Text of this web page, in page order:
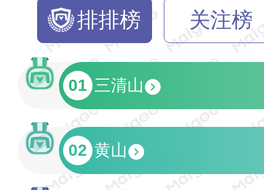
排排榜 关注榜
01 三清山
02 黄山